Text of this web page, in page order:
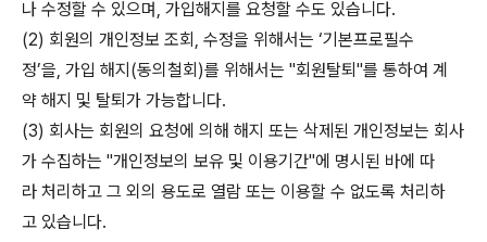
나 수정할 수 있으며, 가입해지를 요청할 수도 있습니다.
(2) 회원의 개인정보 조회, 수정을 위해서는 ‘기본프로필수
정’을, 가입 해지(동의철회)를 위해서는 "회원탈퇴"를 통하여 계
약 해지 및 탈퇴가 가능합니다.
(3) 회사는 회원의 요청에 의해 해지 또는 삭제된 개인정보는 회사
가 수집하는 "개인정보의 보유 및 이용기간"에 명시된 바에 따
라 처리하고 그 외의 용도로 열람 또는 이용할 수 없도록 처리하
고 있습니다.